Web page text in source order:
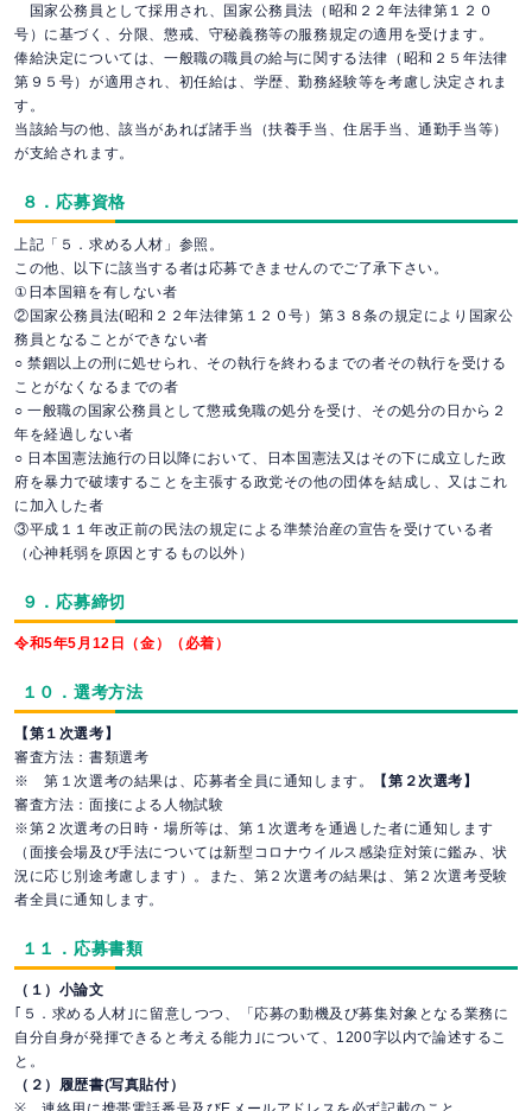
国家公務員として採用され、国家公務員法（昭和２２年法律第１２０
号）に基づく、分限、懲戒、守秘義務等の服務規定の適用を受けます。
俸給決定については、一般職の職員の給与に関する法律（昭和２５年法律
第９５号）が適用され、初任給は、学歴、勤務経験等を考慮し決定されま
す。
当該給与の他、該当があれば諸手当（扶養手当、住居手当、通勤手当等）
が支給されます。
８．応募資格
上記「５．求める人材」参照。
この他、以下に該当する者は応募できませんのでご了承下さい。
①日本国籍を有しない者
②国家公務員法(昭和２２年法律第１２０号）第３８条の規定により国家公
務員となることができない者
○ 禁錮以上の刑に処せられ、その執行を終わるまでの者その執行を受ける
ことがなくなるまでの者
○ 一般職の国家公務員として懲戒免職の処分を受け、その処分の日から２
年を経過しない者
○ 日本国憲法施行の日以降において、日本国憲法又はその下に成立した政
府を暴力で破壊することを主張する政党その他の団体を結成し、又はこれ
に加入した者
③平成１１年改正前の民法の規定による準禁治産の宣告を受けている者
（心神耗弱を原因とするもの以外）
９．応募締切
令和5年5月12日（金）（必着）
１０．選考方法
【第１次選考】
審査方法：書類選考
※ 第１次選考の結果は、応募者全員に通知します。
【第２次選考】
審査方法：面接による人物試験
※第２次選考の日時・場所等は、第１次選考を通過した者に通知します
（面接会場及び手法については新型コロナウイルス感染症対策に鑑み、状
況に応じ別途考慮します）。また、第２次選考の結果は、第２次選考受験
者全員に通知します。
１１．応募書類
（１）小論文
｢５．求める人材｣に留意しつつ、「応募の動機及び募集対象となる業務に
自分自身が発揮できると考える能力｣について、1200字以内で論述するこ
と。
（２）履歴書(写真貼付）